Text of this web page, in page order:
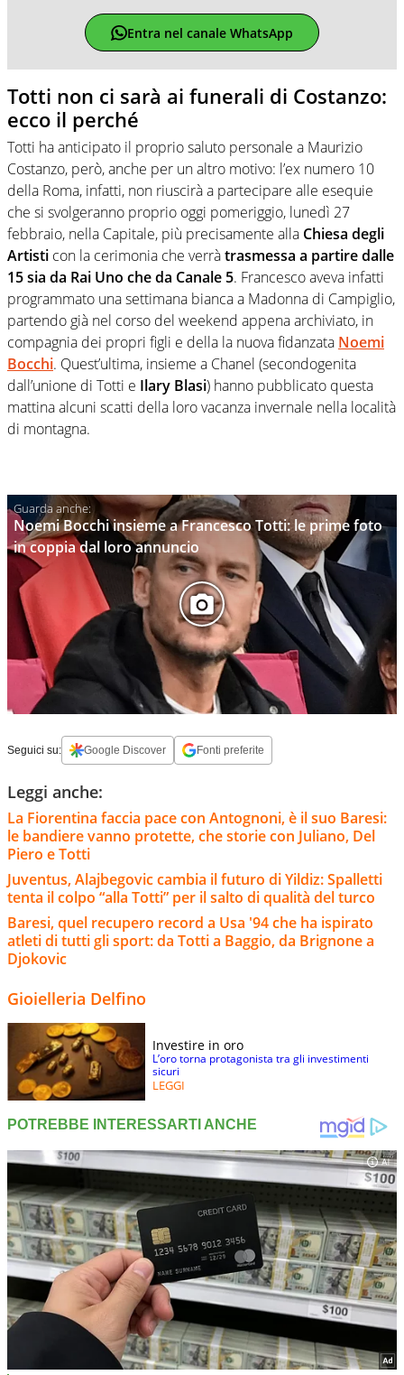
Entra nel canale WhatsApp
Totti non ci sarà ai funerali di Costanzo:
ecco il perché
Totti ha anticipato il proprio saluto personale a Maurizio
Costanzo, però, anche per un altro motivo: l’ex numero 10
della Roma, infatti, non riuscirà a partecipare alle esequie
che si svolgeranno proprio oggi pomeriggio, lunedì 27
febbraio, nella Capitale, più precisamente alla Chiesa degli
Artisti con la cerimonia che verràtrasmessa a partire dalle
15 sia da Rai Uno che da Canale 5. Francesco aveva infatti
programmato una settimana bianca a Madonna di Campiglio,
partendo già nel corso del weekend appena archiviato, in
compagnia dei propri figli e della la nuova fidanzata Noemi
Bocchi. Quest’ultima, insieme a Chanel (secondogenita
dall’unione di Totti e Ilary Blasi) hanno pubblicato questa
mattina alcuni scatti della loro vacanza invernale nella località
di montagna.
Noemi Bocchi insieme a Francesco Totti: le prime foto
in coppia dal loro annuncio
Seguici su: Google Discover Fonti preferite
Leggi anche:
La Fiorentina faccia pace con Antognoni, è il suo Baresi:
le bandiere vanno protette, che storie con Juliano, Del
Piero e Totti
Juventus, Alajbegovic cambia il futuro di Yildiz: Spalletti
tenta il colpo “alla Totti” per il salto di qualità del turco
Baresi, quel recupero record a Usa '94 che ha ispirato
atleti di tutti gli sport: da Totti a Baggio, da Brignone a
Djokovic
Gioielleria Delfino
Investire in oro
L’oro torna protagonista tra gli investimenti
sicuri
LEGGI